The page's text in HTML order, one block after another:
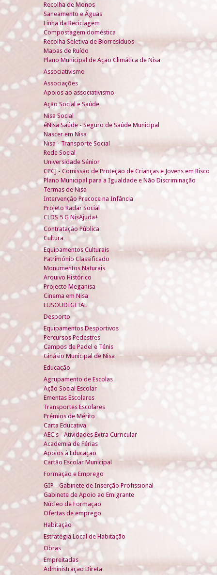
Recolha de Monos
Saneamento e Águas
Linha da Reciclagem
Compostagem doméstica
Recolha Seletiva de Biorresíduos
Mapas de Ruído
Plano Municipal de Ação Climática de Nisa
Associativismo
Associações
Apoios ao associativismo
Ação Social e Saúde
Nisa Social
éNisa Saúde - Seguro de Saúde Municipal
Nascer em Nisa
Nisa - Transporte Social
Rede Social
Universidade Sénior
CPCJ - Comissão de Proteção de Crianças e Jovens em Risco
Plano Municipal para a Igualdade e Não Discriminação
Termas de Nisa
Intervenção Precoce na Infância
Projeto Radar Social
CLDS 5 G NisAjuda+
Contratação Pública
Cultura
Equipamentos Culturais
Património Classificado
Monumentos Naturais
Arquivo Histórico
Projecto Meganisa
Cinema em Nisa
EUSOUDIGITAL
Desporto
Equipamentos Desportivos
Percursos Pedestres
Campos de Padel e Ténis
Ginásio Municipal de Nisa
Educação
Agrupamento de Escolas
Ação Social Escolar
Ementas Escolares
Transportes Escolares
Prémios de Mérito
Carta Educativa
AEC's - Atividades Extra Curricular
Academia de Férias
Apoios à Educação
Cartão Escolar Municipal
Formação e Emprego
GIP - Gabinete de Inserção Profissional
Gabinete de Apoio ao Emigrante
Núcleo de Formação
Ofertas de emprego
Habitação
Estratégia Local de Habitação
Obras
Empreitadas
Administração Direta